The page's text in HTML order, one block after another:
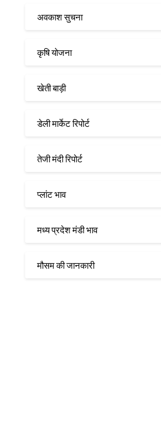
अवकाश सुचना
कृषि योजना
खेती बाड़ी
डेली मार्केट रिपोर्ट
तेजी मंदी रिपोर्ट
प्लांट भाव
मध्य प्रदेश मंडी भाव
मौसम की जानकारी